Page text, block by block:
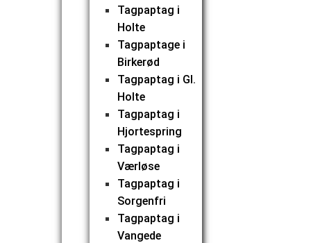
Tagpaptag i
Holte
Tagpaptage i
Birkerød
Tagpaptag i Gl.
Holte
Tagpaptag i
Hjortespring
Tagpaptag i
Værløse
Tagpaptag i
Sorgenfri
Tagpaptag i
Vangede